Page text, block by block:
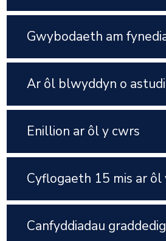
Gwybodaeth am
Ar ôl blwyddyn o
Enillion ar ôl y cwrs
Cyflogaeth 15 mis ar ôl
Canfyddiadau